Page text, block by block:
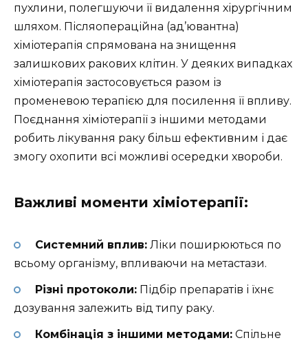
пухлини, полегшуючи її видалення хірургічним
шляхом. Післяопераційна (ад’ювантна)
хіміотерапія спрямована на знищення
залишкових ракових клітин. У деяких випадках
хіміотерапія застосовується разом із
променевою терапією для посилення її впливу.
Поєднання хіміотерапії з іншими методами
робить лікування раку більш ефективним і дає
змогу охопити всі можливі осередки хвороби.
Важливі моменти хіміотерапії:
Системний вплив:Ліки поширюються по
всьому організму, впливаючи на метастази.
Різні протоколи:Підбір препаратів і їхнє
дозування залежить від типу раку.
Комбінація з іншими методами:Спільне